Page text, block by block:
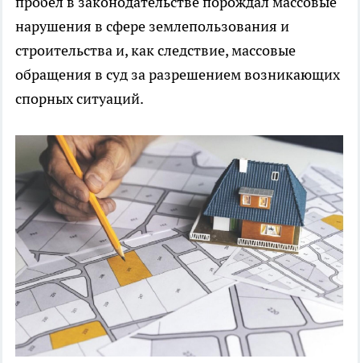
нарушения в сфере землепользования и
строительства и, как следствие, массовые
обращения в суд за разрешением возникающих
спорных ситуаций.